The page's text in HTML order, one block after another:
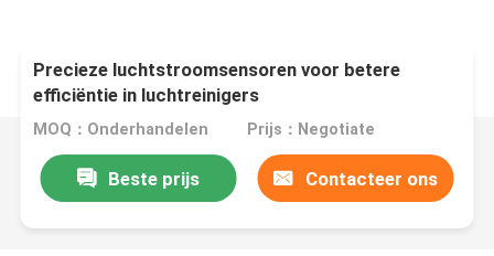
Precieze luchtstroomsensoren voor betere
efficiëntie in luchtreinigers
MOQ：Onderhandelen Prijs：Negotiate
Beste prijs Contacteer ons